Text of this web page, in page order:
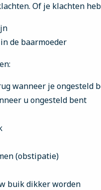
Of je klachten
de baarmoeder
wanneer je ongesteld
u ongesteld bent
(obstipatie)
buik dikker worden